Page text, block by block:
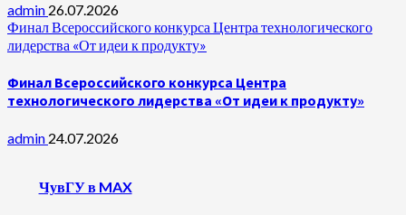
admin 26.07.2026
Финал Всероссийского конкурса Центра технологического
лидерства «От идеи к продукту»
Финал Всероссийского конкурса Центра
технологического лидерства «От идеи к продукту»
admin 24.07.2026
ЧувГУ в MAX